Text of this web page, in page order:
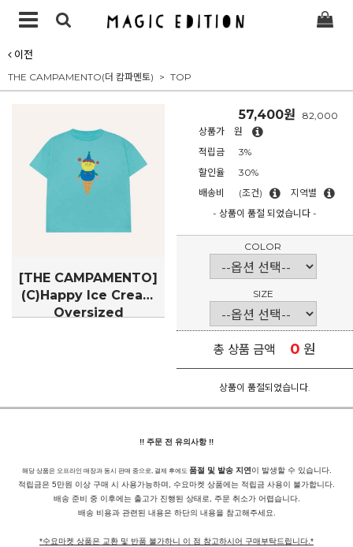
이전
THE CAMPAMENTO(더 캄파멘토) TOP
[THE CAMPAMENTO]
(C)Happy Ice Cream
Oversized
상품가
57,400원 82,000
원
적립금
3%
할인율
30%
배송비
(조건)
지역별
- 상품이 품절 되었습니다 -
COLOR
SIZE
총 상품 금액 0 원
상품이 품절되었습니다.
!! 주문 전 유의사항 !!
해당 상품은 오프라인 매장과 동시 판매 중으로, 결제 후에도 품절 및 발송 지연 이 발생할 수 있습니다.
적립금은 5만원 이상 구매 시 사용가능하며, 수요마켓 상품에는 적립금 사용이 불가합니다.
배송 준비 중 이후에는 출고가 진행된 상태로, 주문 취소가 어렵습니다.
배송 비용과 관련된 내용은 하단의 내용을 참고해주세요.
*수요마켓 상품은 교환 및 반품 불가하니 이 점 참고하시어 구매부탁드립니다.*